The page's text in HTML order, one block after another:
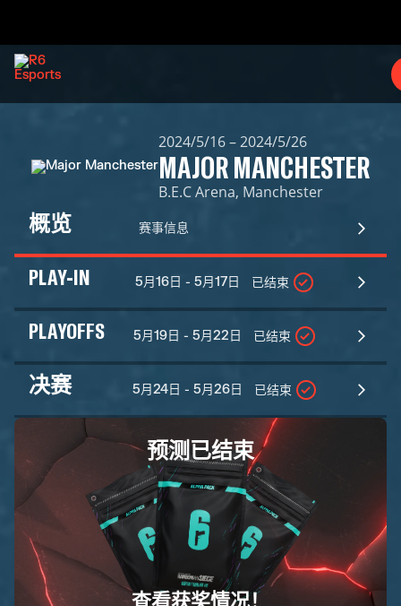
2024/5/16 – 2024/5/26
MAJOR MANCHESTER
B.E.C Arena, Manchester
概览 赛事信息
PLAY-IN 5月16日 - 5月17日 已结束
PLAYOFFS 5月19日 - 5月22日 已结束
决赛 5月24日 - 5月26日 已结束
预测已结束
查看获奖情况！